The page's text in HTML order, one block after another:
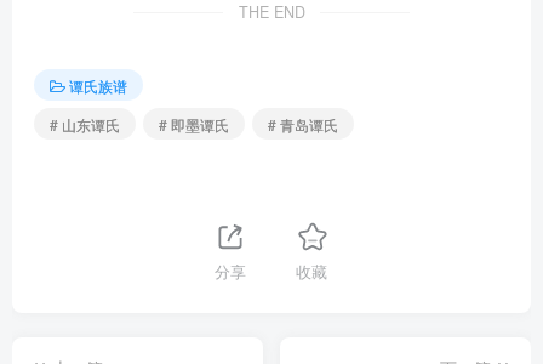
THE END
谭氏族谱
# 山东谭氏
# 即墨谭氏 # 青岛谭氏
分享 收藏